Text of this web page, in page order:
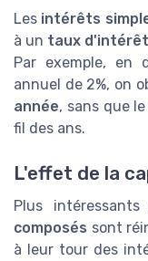
Les intérêts
à un taux d'intérêt
Par exemple, en
annuel de 2%, on
année, sans que
fil des ans.
L'effet de la
Plus
composés sont
à leur tour des